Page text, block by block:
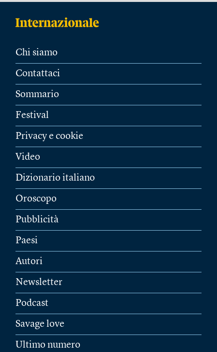
Chi siamo
Contattaci
Sommario
Festival
Privacy e cookie
Video
Dizionario italiano
Oroscopo
Pubblicità
Paesi
Autori
Newsletter
Podcast
Savage love
Ultimo numero